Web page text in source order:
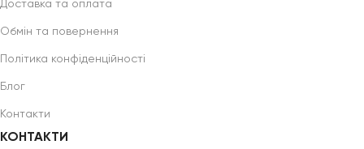
Доставка та оплата
Обмін та повернення
Політика конфіденційності
Блог
Контакти
КОНТАКТИ